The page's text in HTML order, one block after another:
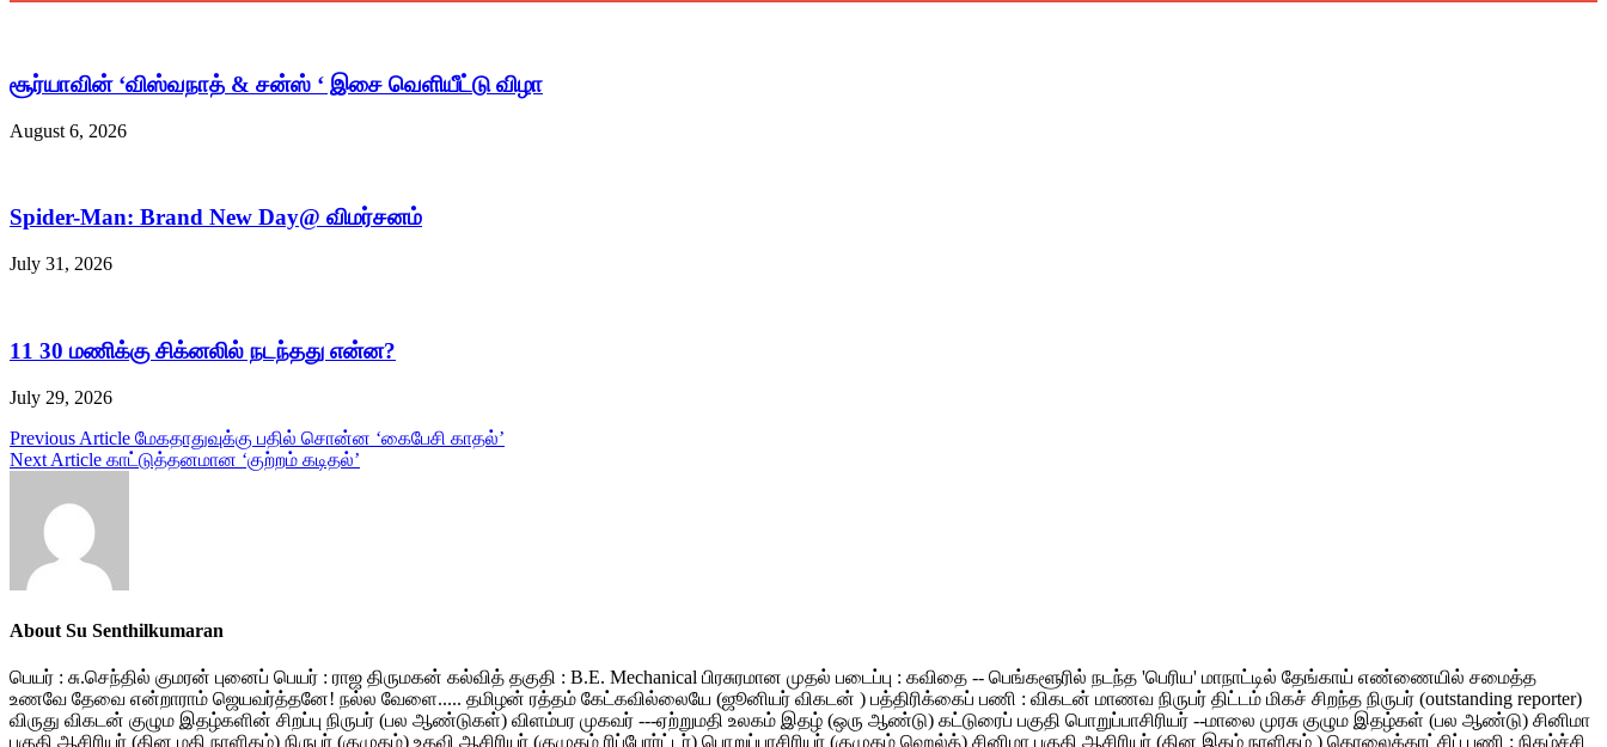
சூர்யாவின் ‘விஸ்வநாத் & சன்ஸ் ‘ இசை வெளியீட்டு விழா
August 6, 2026
Spider-Man: Brand New Day@ விமர்சனம்
July 31, 2026
11 30 மணிக்கு சிக்னலில் நடந்தது என்ன?
July 29, 2026
Post
navigation
Previous Article மேகதாதுவுக்கு பதில் சொன்ன ‘கைபேசி காதல்’
Next Article காட்டுத்தனமான ‘குற்றம் கடிதல்’
About Su Senthilkumaran
பெயர் : சு.செந்தில் குமரன் புனைப் பெயர் : ராஜ திருமகன் கல்வித் தகுதி : B.E. Mechanical பிரசுரமான முதல் படைப்பு : கவிதை -- பெங்களூரில் நடந்த 'பெரிய' மாநாட்டில் தேங்காய் எண்ணையில் சமைத்த
உணவே தேவை என்றாராம் ஜெயவர்த்தனே! நல்ல வேளை..... தமிழன் ரத்தம் கேட்கவில்லையே (ஜூனியர் விகடன் ) பத்திரிக்கைப் பணி : விகடன் மாணவ நிருபர் திட்டம் மிகச் சிறந்த நிருபர் (outstanding reporter)
விருது விகடன் குழும இதழ்களின் சிறப்பு நிருபர் (பல ஆண்டுகள்) விளம்பர முகவர் ---ஏற்றுமதி உலகம் இதழ் (ஒரு ஆண்டு) கட்டுரைப் பகுதி பொறுப்பாசிரியர் --மாலை முரசு குழும இதழ்கள் (பல ஆண்டு) சினிமா
பகுதி ஆசிரியர் (தின மதி நாளிதழ்) நிருபர் (குமுதம்) உதவி ஆசிரியர் (குமுதம் ரிப்போர்ட்டர்) பொறுப்பாசிரியர் (குமுதம் ஹெல்த்) சினிமா பகுதி ஆசிரியர் (தின இதழ் நாளிதழ் ) தொலைக்காட்சிப் பணி : நிகழ்ச்சி